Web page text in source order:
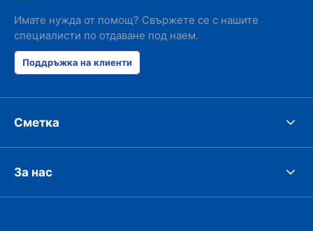
Имате нужда от помощ? Свържете се с нашите
специалисти по отдаване под наем.
Поддръжка на клиенти
Сметка
За нас